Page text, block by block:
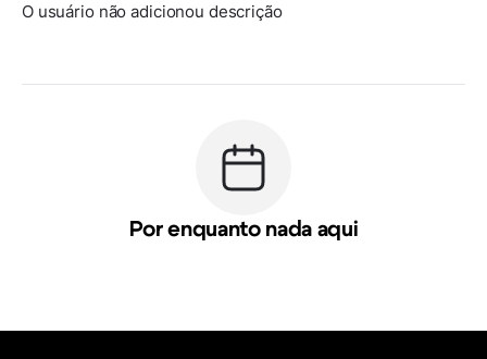
O usuário não adicionou descrição
Por enquanto nada aqui